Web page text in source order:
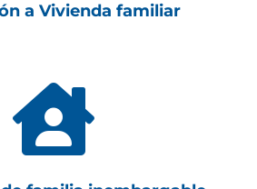
a Vivienda familiar
